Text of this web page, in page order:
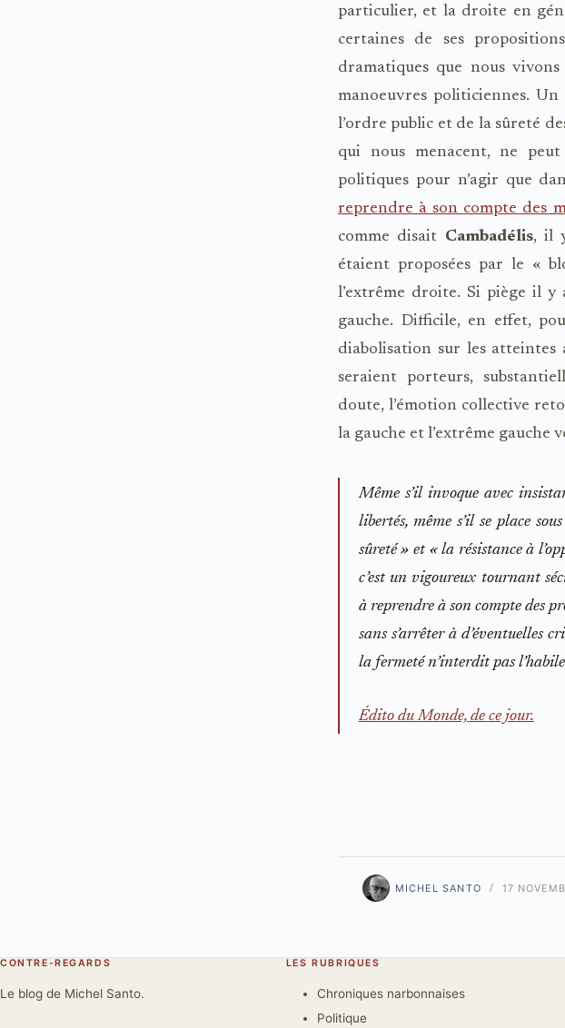
particulier, et la droite en
certaines de ses
dramatiques que nous
manoeuvres politiciennes.
l’ordre public et de la sûreté
qui nous menacent, ne
politiques pour n’agir que
reprendre à son compte des
comme disait Cambadélis, il
étaient proposées par le «
l’extrême droite. Si piège il y
gauche. Difficile, en effet,
diabolisation sur les
seraient porteurs,
doute, l’émotion collective
la gauche et l’extrême
Même s’il invoque avec
libertés, même s’il se place
sûreté »et « la résistance à
c’est un vigoureux tournant
à reprendre à son compte des
sans s’arrêter à d’éventuelles
la fermeté n’interdit pas
Édito du Monde, de ce jour.
MICHEL SANTO 17
CONTRE-REGARDS
Le blog de Michel Santo.
LES RUBRIQUES
Chroniques narbonnaises
Politique